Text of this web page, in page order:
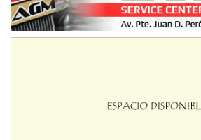
VICTORIENSE - F7
El Cerro (Tierra)
Gral. E. Godoy (Río Negro)